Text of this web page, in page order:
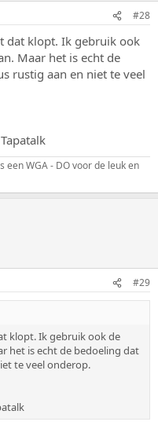
#28
dat klopt. Ik gebruik ook
Maar het is echt de
rustig aan en niet te veel
WGA - DO voor de leuk en
#29
klopt. Ik gebruik ook de
het is echt de bedoeling dat
te veel onderop.